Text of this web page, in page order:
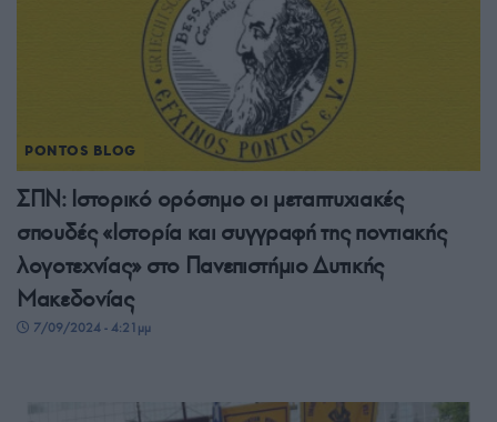
PONTOS BLOG
ΣΠΝ: Ιστορικό ορόσημο οι μεταπτυχιακές
σπουδές «Ιστορία και συγγραφή της ποντιακής
λογοτεχνίας» στο Πανεπιστήμιο Δυτικής
Μακεδονίας
7/09/2024 - 4:21μμ